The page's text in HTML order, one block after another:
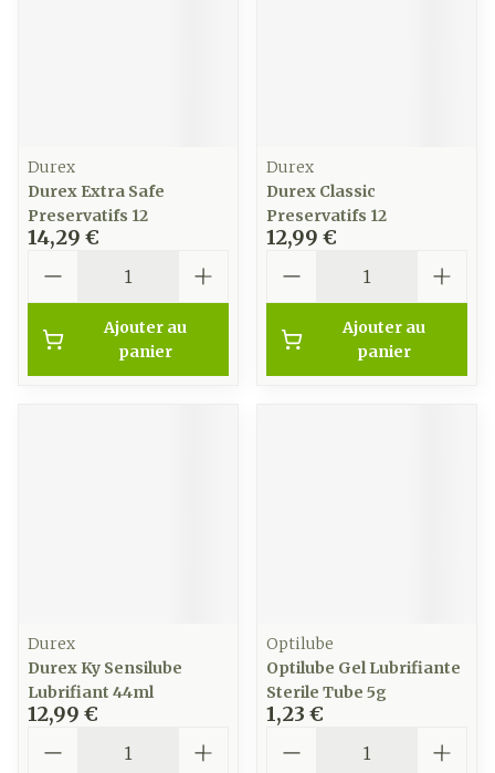
Durex
Durex Extra Safe
Preservatifs 12
14,29 €
Ajouter au
panier
Durex
Durex Classic
Preservatifs 12
12,99 €
Ajouter au
panier
Durex
Durex Ky Sensilube
Lubrifiant 44ml
12,99 €
Optilube
Optilube Gel Lubrifiante
Sterile Tube 5g
1,23 €